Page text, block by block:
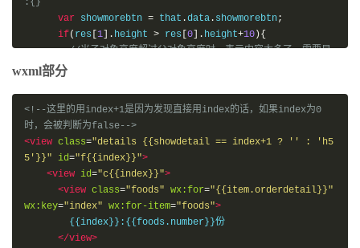
:{}
var showmorebtn = that .data . showmorebtn;
if( res 1 ]. height > res 0 ]. height+10 ){
//当子对象高度超过父对象高度时，表示内容太多了，需要显
示more按钮，渲染数据用于前端判断
          showmorebtn
: showmorebtn
})
}
wxml部分
<!--这里的用index+1是因为发现直接用index的话，如果index为0
时，会被判断为false-->
<view class="details {{showdetail == index+1 ? '' : 'h5
5'}}" id="f{{index}}">
<view id="c{{index}}">
<view class="foods" wx:for="{{item.orderdetail}}"
wx:key="index" wx:for-item="foods">
</view>